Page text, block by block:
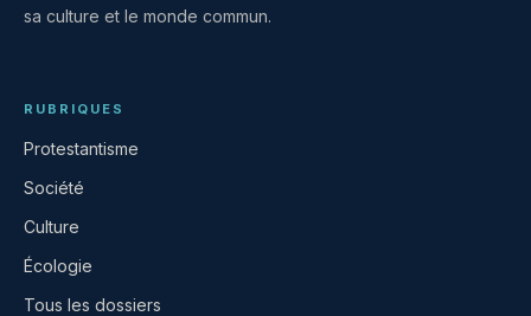
sa culture et le monde commun.
RUBRIQUES
Protestantisme
Société
Culture
Écologie
Tous les dossiers